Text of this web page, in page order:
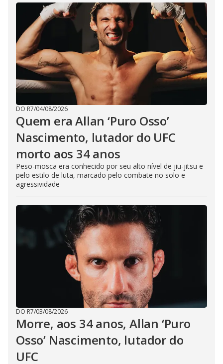
DO R7/04/08/2026
Quem era Allan ‘Puro Osso’
Nascimento, lutador do UFC
morto aos 34 anos
Peso-mosca era conhecido por seu alto nível de jiu-jitsu e
pelo estilo de luta, marcado pelo combate no solo e
agressividade
DO R7/03/08/2026
Morre, aos 34 anos, Allan ‘Puro
Osso’ Nascimento, lutador do
UFC